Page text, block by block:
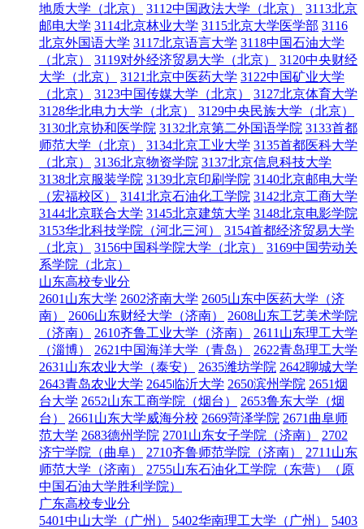
地质大学（北京）
3112中国政法大学（北京）
3113北京
邮电大学 3114北京林业大学 3115北京大学医学部 3116
北京外国语大学 3117北京语言大学 3118中国石油大学
（北京）
3119对外经济贸易大学（北京）
3120中央财经
大学（北京）
3121北京中医药大学 3122中国矿业大学
（北京）
3123中国传媒大学（北京）
3127北京体育大学
3128华北电力大学（北京）
3129中央民族大学（北京）
3130北京协和医学院 3132北京第二外国语学院 3133首都
师范大学（北京）
3134北京工业大学 3135首都医科大学
（北京）
3136北京物资学院 3137北京信息科技大学
3138北京服装学院 3139北京印刷学院 3140北京邮电大学
（宏福校区）
3141北京石油化工学院 3142北京工商大学
3144北京联合大学 3145北京建筑大学 3148北京电影学院
3153华北科技学院（河北三河）
3154首都经济贸易大学
（北京）
3156中国科学院大学（北京）
3169中国劳动关
系学院（北京）
山东高校专业分
2601山东大学 2602济南大学 2605山东中医药大学（济
南）
2606山东财经大学（济南）
2608山东工艺美术学院
（济南）
2610齐鲁工业大学（济南）
2611山东理工大学
（淄博）
2621中国海洋大学（青岛）
2622青岛理工大学
2631山东农业大学（泰安）
2635潍坊学院 2642聊城大学
2643青岛农业大学 2645临沂大学 2650滨州学院 2651烟
台大学 2652山东工商学院（烟台）
2653鲁东大学（烟
台）
2661山东大学威海分校 2669菏泽学院 2671曲阜师
范大学 2683德州学院 2701山东女子学院（济南）
2702
济宁学院（曲阜）
2710齐鲁师范学院（济南）
2711山东
师范大学（济南）
2755山东石油化工学院（东营）（原
中国石油大学胜利学院）
广东高校专业分
5401中山大学（广州）
5402华南理工大学（广州） 5403